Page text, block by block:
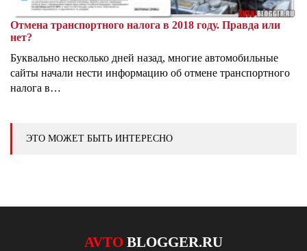
Отмена транспортного налога в 2018 году. Правда или
нет?
Буквально несколько дней назад, многие автомобильные
сайты начали нести информацию об отмене транспортного
налога в…
ЭТО МОЖЕТ БЫТЬ ИНТЕРЕСНО
AVTO BLOGGER.RU